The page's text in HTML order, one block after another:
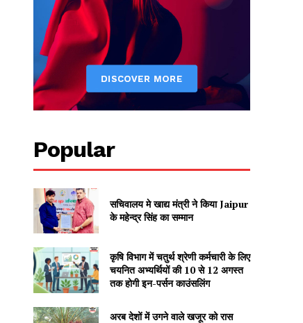
Popular
सचिवालय मे खाद्य मंत्री ने किया Jaipur
के महेन्द्र सिंह का सम्मान
कृषि विभाग में चतुर्थ श्रेणी कर्मचारी के लिए
चयनित अभ्यर्थियों की 10 से 12 अगस्त
तक होगी इन-पर्सन काउंसलिंग
अरब देशों में उगने वाले खजूर को रास